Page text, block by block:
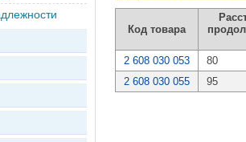
Код товара
2 608 030 053
80
2 608 030 055
95